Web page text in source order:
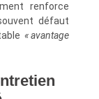
renforce
défaut
« avantage